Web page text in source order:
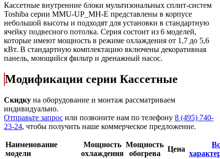
Кассетные внутренние блоки мультизональных сплит-систем
Toshiba серии MMU-UP_MH-E представлены в корпусе
небольшой высоты и подходят для установки в стандартную
ячейку подвесного потолка. Серия состоит из 6 моделей,
которые имеют мощность в режиме охлаждения от 1,7 до 5,6
кВт. В стандартную комплектацию включены декоративная
панель, моющийся фильтр и дренажный насос.
Модификации серии Кассетные
Скидку на оборудование и монтаж рассматриваем
индивидуально.
Отправьте запрос или позвоните нам по телефону 8 (495) 740-
23-24, чтобы получить наше коммерческое предложение.
Наименование
модели
Мощность
охлаждения
Мощность
обогрева
Цена